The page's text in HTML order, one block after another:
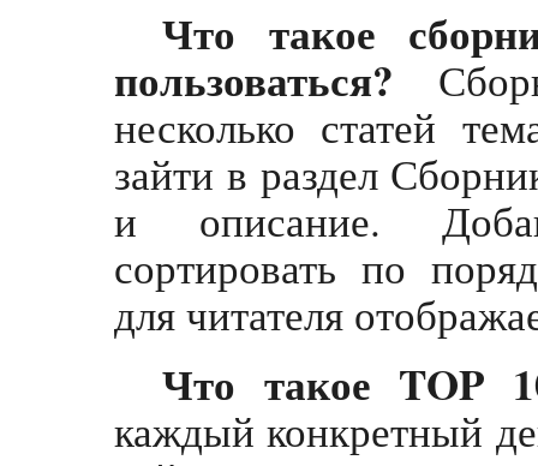
Что такое
пользоваться?
несколько статей
зайти в раздел
и описание.
сортировать по
для читателя
Что такое TOP
каждый конкретный